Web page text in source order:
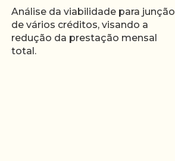
Análise da viabilidade para junção
de vários créditos, visando a
redução da prestação mensal
total.